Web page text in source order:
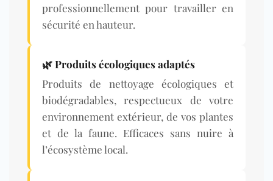
professionnellement pour travailler en
sécurité en hauteur.
🌿Produits écologiques adaptés
Produits de nettoyage écologiques et
biodégradables, respectueux de votre
environnement extérieur, de vos plantes
et de la faune. Efficaces sans nuire à
l’écosystème local.